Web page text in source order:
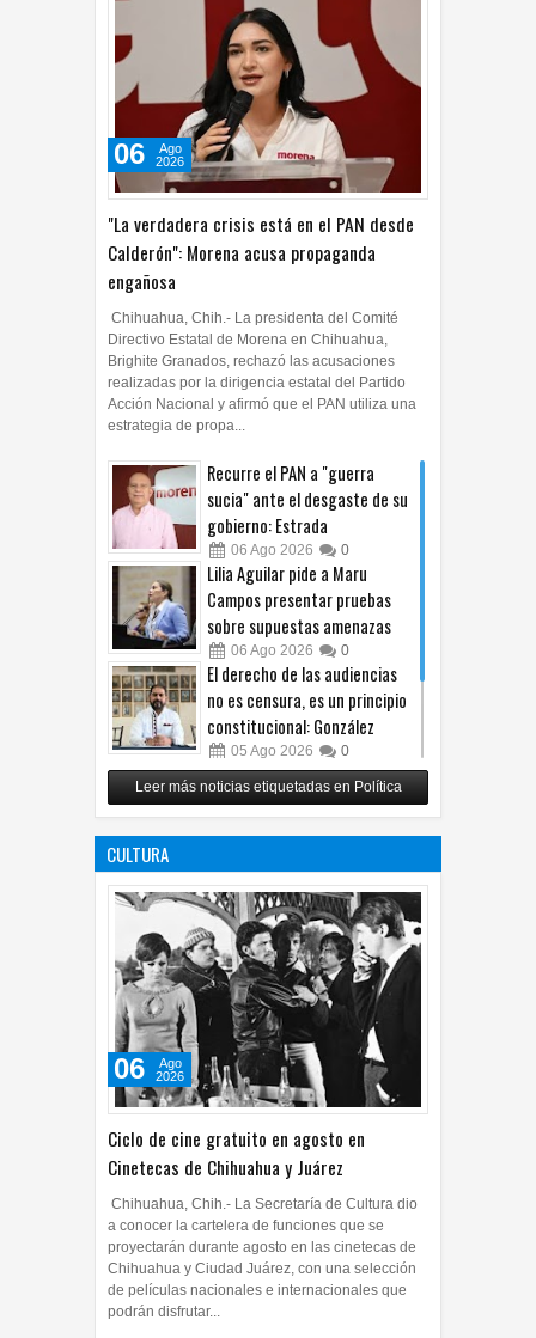
"La verdadera crisis está en el PAN desde
Calderón": Morena acusa propaganda
engañosa
06
Ago
2026
Chihuahua, Chih.- La presidenta del Comité
Directivo Estatal de Morena en Chihuahua,
Brighite Granados, rechazó las acusaciones
realizadas por la dirigencia estatal del Partido
Acción Nacional y afirmó que el PAN utiliza una
estrategia de propa...
Recurre el PAN a "guerra
sucia" ante el desgaste de su
gobierno: Estrada
06 Ago 2026 0
Lilia Aguilar pide a Maru
Campos presentar pruebas
sobre supuestas amenazas
06 Ago 2026 0
El derecho de las audiencias
no es censura, es un principio
constitucional: González
05 Ago 2026 0
Relanza Villalobos programa
de afiliación del PRI en
Leer más noticias etiquetadas en Política
CULTURA
Ciclo de cine gratuito en agosto en
Cinetecas de Chihuahua y Juárez
06
Ago
2026
Chihuahua, Chih.- La Secretaría de Cultura dio
a conocer la cartelera de funciones que se
proyectarán durante agosto en las cinetecas de
Chihuahua y Ciudad Juárez, con una selección
de películas nacionales e internacionales que
podrán disfrutar...